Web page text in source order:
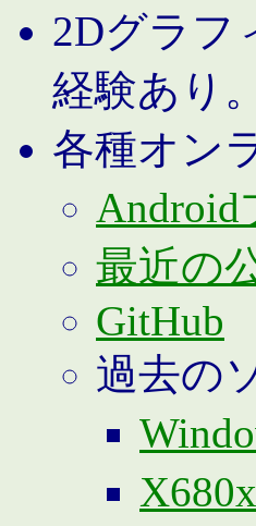
2Dグラフ
経験あり。
各種オン
Android
最近の
GitHub
過去の